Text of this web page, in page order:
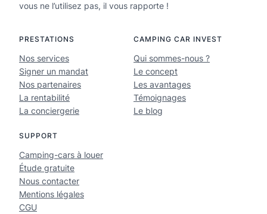
vous ne l’utilisez pas, il vous rapporte !
PRESTATIONS
Nos services
Signer un mandat
Nos partenaires
La rentabilité
La conciergerie
CAMPING CAR INVEST
Qui sommes-nous ?
Le concept
Les avantages
Témoignages
Le blog
SUPPORT
Camping-cars à louer
Étude gratuite
Nous contacter
Mentions légales
CGU